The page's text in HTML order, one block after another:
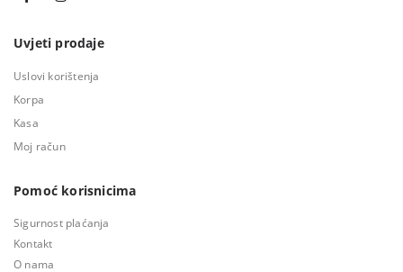
Uvjeti prodaje
Uslovi korištenja
Korpa
Kasa
Moj račun
Pomoć korisnicima
Sigurnost plaćanja
Kontakt
O nama